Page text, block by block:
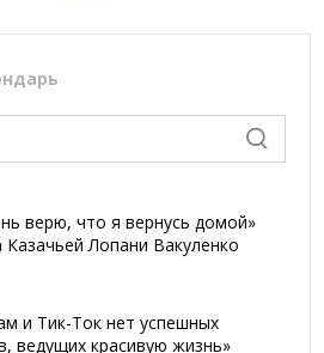
верю, что я вернусь домой»
Лопани Вакуленко
и Тик-Ток нет успешных
ведущих красивую жизнь»